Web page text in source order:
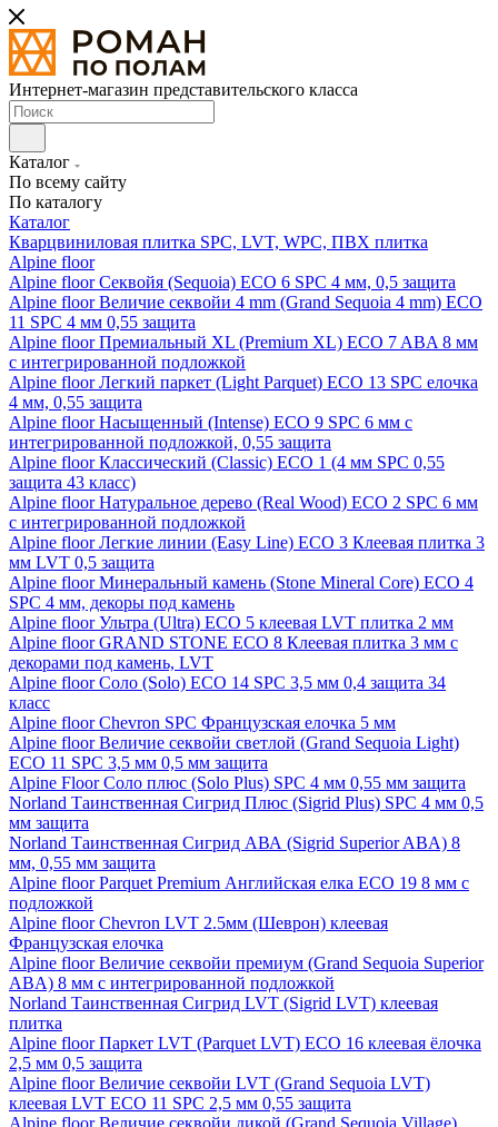
Интернет-магазин представительского класса
Каталог
По всему сайту
По каталогу
Каталог
Кварцвиниловая плитка SPC, LVT, WPC, ПВХ плитка
Alpine floor
Alpine floor Секвойя (Sequoia) ECO 6 SPC 4 мм, 0,5 защита
Alpine floor Величие секвойи 4 mm (Grand Sequoia 4 mm) ECO
11 SPC 4 мм 0,55 защита
Alpine floor Премиальный XL (Premium XL) ECO 7 ABA 8 мм
с интегрированной подложкой
Alpine floor Легкий паркет (Light Parquet) ECO 13 SPC елочка
4 мм, 0,55 защита
Alpine floor Насыщенный (Intense) ECO 9 SPC 6 мм с
интегрированной подложкой, 0,55 защита
Alpine floor Классический (Classic) ECO 1 (4 мм SPC 0,55
защита 43 класс)
Alpine floor Натуральное дерево (Real Wood) ECO 2 SPC 6 мм
с интегрированной подложкой
Alpine floor Легкие линии (Easy Line) ECO 3 Клеевая плитка 3
мм LVT 0,5 защита
Alpine floor Минеральный камень (Stone Mineral Core) ECO 4
SPC 4 мм, декоры под камень
Alpine floor Ультра (Ultra) ECO 5 клеевая LVT плитка 2 мм
Alpine floor GRAND STONE ECO 8 Клеевая плитка 3 мм с
декорами под камень, LVT
Alpine floor Соло (Solo) ECO 14 SPC 3,5 мм 0,4 защита 34
класс
Alpine floor Chevron SPC Французская елочка 5 мм
Alpine floor Величие секвойи светлой (Grand Sequoia Light)
ECO 11 SPC 3,5 мм 0,5 мм защита
Alpine Floor Соло плюс (Solo Plus) SPC 4 мм 0,55 мм защита
Norland Таинственная Сигрид Плюс (Sigrid Plus) SPC 4 мм 0,5
мм защита
Norland Таинственная Сигрид АВА (Sigrid Superior ABA) 8
мм, 0,55 мм защита
Alpine floor Parquet Premium Английская елка ECO 19 8 мм с
подложкой
Alpine floor Chevron LVT 2.5мм (Шеврон) клеевая
Французская елочка
Alpine floor Величие секвойи премиум (Grand Sequoia Superior
ABA) 8 мм с интегрированной подложкой
Norland Таинственная Сигрид LVT (Sigrid LVT) клеевая
плитка
Alpine floor Паркет LVT (Parquet LVT) ECO 16 клеевая ёлочка
2,5 мм 0,5 защита
Alpine floor Величие секвойи LVT (Grand Sequoia LVT)
клеевая LVT ECO 11 SPC 2,5 мм 0,55 защита
Alpine floor Величие секвойи дикой (Grand Sequoia Village)